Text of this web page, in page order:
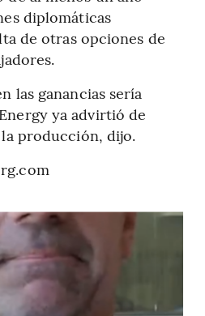
diplomáticas
de otras opciones de
las ganancias sería
ya advirtió de
producción, dijo.